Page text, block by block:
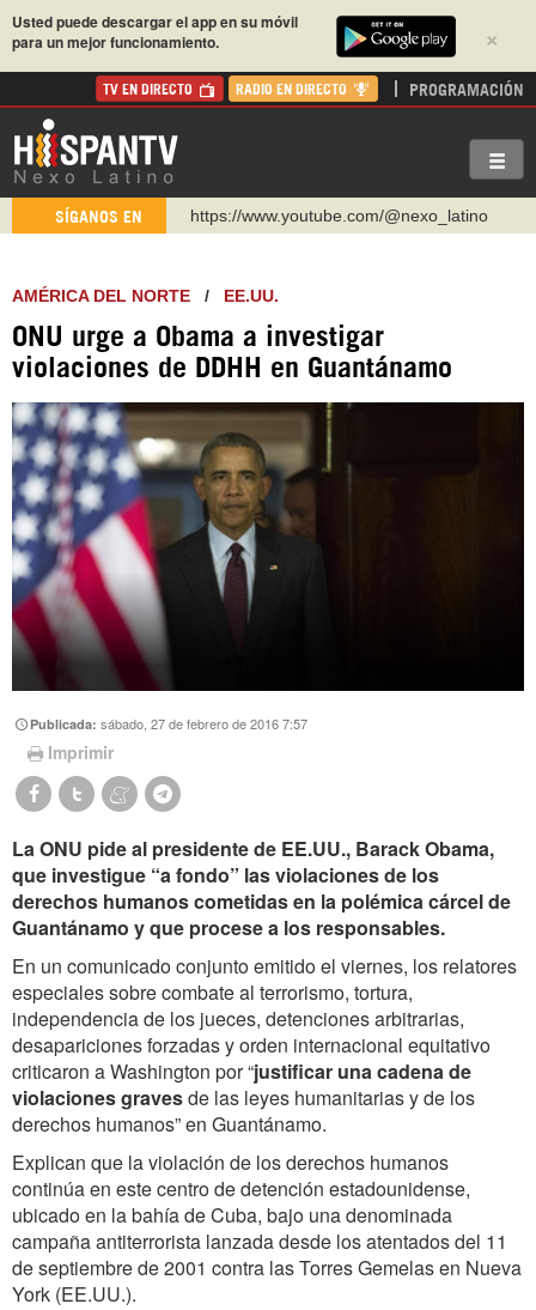
×
Usted puede descargar el app en su móvil
para un mejor funcionamiento.
TV EN DIRECTO RADIO EN DIRECTO PROGRAMACIÓN
SÍGANOS EN
https://www.youtube.com/@nexo_latino
https://t.me/hispantvcanal
https://urmedium.com/c/hispantv
WhatsApp y Viber: +98 921 79 29 404
https://www.facebook.com/Nexolatino.Canal
AMÉRICA DEL NORTE / EE.UU.
ONU urge a Obama a investigar
violaciones de DDHH en Guantánamo
Publicada:sábado, 27 de febrero de 2016 7:57
Imprimir
La ONU pide al presidente de EE.UU., Barack Obama,
que investigue “a fondo” las violaciones de los
derechos humanos cometidas en la polémica cárcel de
Guantánamo y que procese a los responsables.
En un comunicado conjunto emitido el viernes, los relatores
especiales sobre combate al terrorismo, tortura,
independencia de los jueces, detenciones arbitrarias,
desapariciones forzadas y orden internacional equitativo
criticaron a Washington por “justificar una cadena de
violaciones gravesde las leyes humanitarias y de los
derechos humanos” en Guantánamo.
Explican que la violación de los derechos humanos
continúa en este centro de detención estadounidense,
ubicado en la bahía de Cuba, bajo una denominada
campaña antiterrorista lanzada desde los atentados del 11
de septiembre de 2001 contra las Torres Gemelas en Nueva
York (EE.UU.).